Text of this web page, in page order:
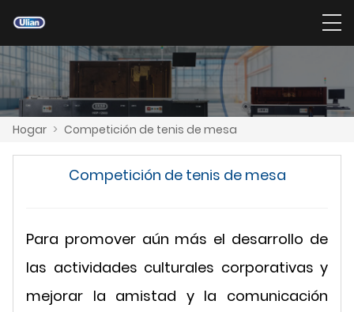
Hogar > Competición de tenis de mesa
Competición de tenis de mesa
Para promover aún más el desarrollo de
las actividades culturales corporativas y
mejorar la amistad y la comunicación